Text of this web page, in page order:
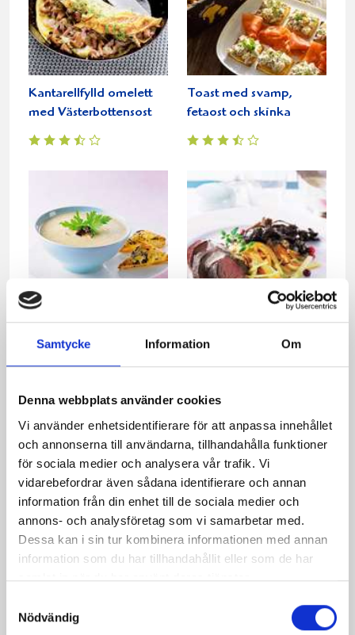
Samtycke Information Om
Denna webbplats använder cookies
Vi använder enhetsidentifierare för att anpassa innehållet
och annonserna till användarna, tillhandahålla funktioner
för sociala medier och analysera vår trafik. Vi
vidarebefordrar även sådana identifierare och annan
information från din enhet till de sociala medier och
annons- och analysföretag som vi samarbetar med.
Dessa kan i sin tur kombinera informationen med annan
information som du har tillhandahållit eller som de har
samlat in när du har använt deras tjänster.
Nödvändig
Kantarellfylld omelett
med Västerbottensost
Toast med svamp,
fetaost och skinka
med smördegstrianglar
och rotsaksrösti
Halstrad lax med
murkelsås
Höstrisotto med kassler